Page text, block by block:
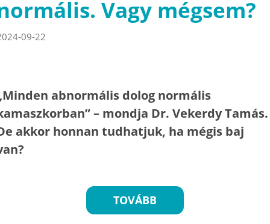
Vagy mégsem?
09-22
abnormális dolog normális
– mondja Dr. Vekerdy Tamás.
akkor honnan tudhatjuk, ha mégis baj
TOVÁBB